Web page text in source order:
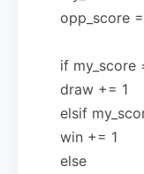
opp_score
if my_score
draw += 1
elsif
win += 1
else